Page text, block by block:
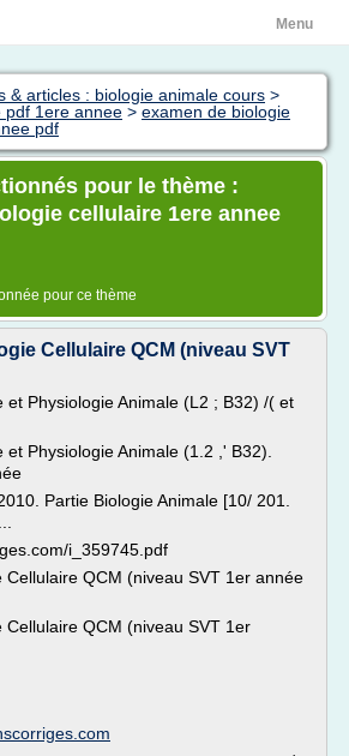
Menu
& articles : biologie animale cours >
pdf 1ere annee > examen de biologie
pdf
pour le thème :
cellulaire 1ere annee
pour ce thème
Cellulaire QCM (niveau SVT
et Physiologie Animale (L2 ; B32) /( et
et Physiologie Animale (1.2 ,' B32).
Partie Biologie Animale [10/ 201.
i_359745.pdf
Cellulaire QCM (niveau SVT 1er année
Cellulaire QCM (niveau SVT 1er